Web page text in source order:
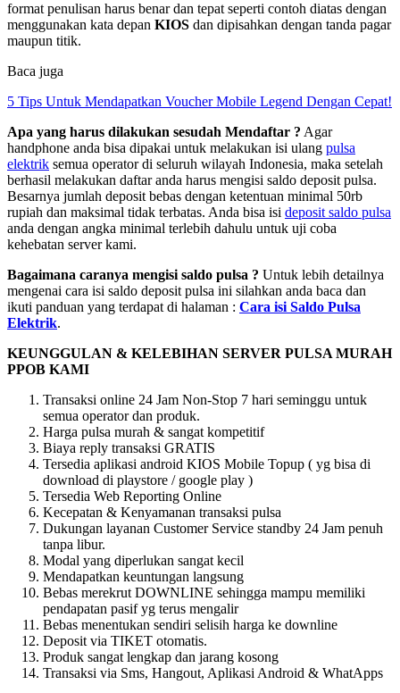
format penulisan harus benar dan tepat seperti contoh diatas dengan
menggunakan kata depan KIOS dan dipisahkan dengan tanda pagar
maupun titik.
Baca juga
5 Tips Untuk Mendapatkan Voucher Mobile Legend Dengan Cepat!
Apa yang harus dilakukan sesudah Mendaftar ? Agar
handphone anda bisa dipakai untuk melakukan isi ulang pulsa
elektrik semua operator di seluruh wilayah Indonesia, maka setelah
berhasil melakukan daftar anda harus mengisi saldo deposit pulsa.
Besarnya jumlah deposit bebas dengan ketentuan minimal 50rb
rupiah dan maksimal tidak terbatas. Anda bisa isi deposit saldo pulsa
anda dengan angka minimal terlebih dahulu untuk uji coba
kehebatan server kami.
Bagaimana caranya mengisi saldo pulsa ? Untuk lebih detailnya
mengenai cara isi saldo deposit pulsa ini silahkan anda baca dan
ikuti panduan yang terdapat di halaman : Cara isi Saldo Pulsa
Elektrik.
KEUNGGULAN & KELEBIHAN SERVER PULSA MURAH
PPOB KAMI
Transaksi online 24 Jam Non-Stop 7 hari seminggu untuk
semua operator dan produk.
Harga pulsa murah & sangat kompetitif
Biaya reply transaksi GRATIS
Tersedia aplikasi android KIOS Mobile Topup ( yg bisa di
download di playstore / google play )
Tersedia Web Reporting Online
Kecepatan & Kenyamanan transaksi pulsa
Dukungan layanan Customer Service standby 24 Jam penuh
tanpa libur.
Modal yang diperlukan sangat kecil
Mendapatkan keuntungan langsung
Bebas merekrut DOWNLINE sehingga mampu memiliki
pendapatan pasif yg terus mengalir
Bebas menentukan sendiri selisih harga ke downline
Deposit via TIKET otomatis.
Produk sangat lengkap dan jarang kosong
Transaksi via Sms, Hangout, Aplikasi Android & WhatApps